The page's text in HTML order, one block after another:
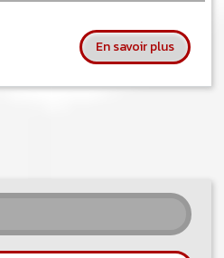
En savoir plussur